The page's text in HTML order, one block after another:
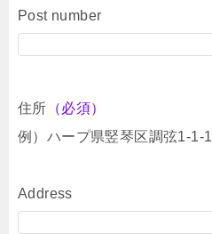
Post number
住所 （必須）
例）ハープ県竪琴区調弦1-1-1
Address